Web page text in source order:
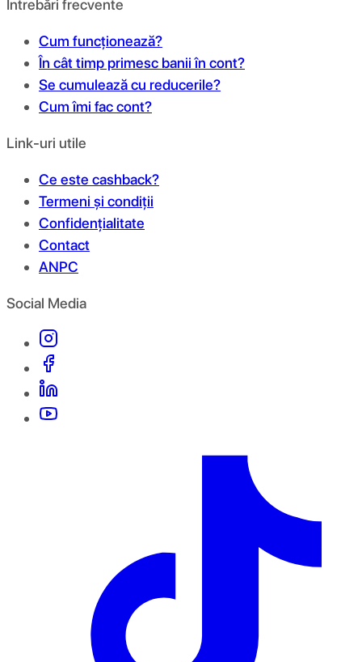
Întrebări frecvente
Cum funcționează?
În cât timp primesc banii în cont?
Se cumulează cu reducerile?
Cum îmi fac cont?
Link-uri utile
Ce este cashback?
Termeni și condiții
Confidențialitate
Contact
ANPC
Social Media